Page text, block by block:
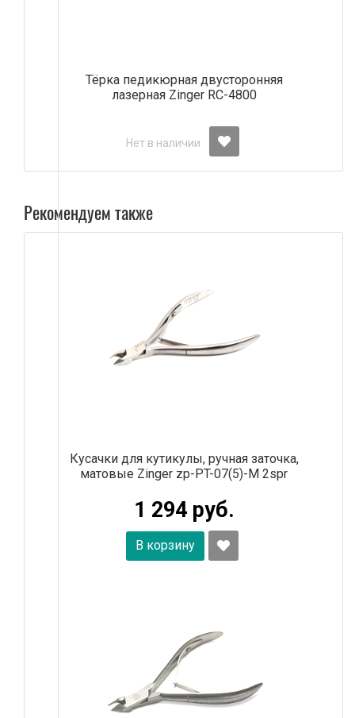
Тёрка педикюрная двусторонняя
лазерная Zinger RC-4800
Нет в наличии
Рекомендуем также
Кусачки для кутикулы, ручная заточка,
матовые Zinger zp-PT-07(5)-M 2spr
1 294 руб.
В корзину